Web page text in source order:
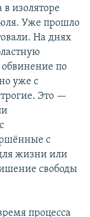
изоляторе
Уже прошло
На днях
по
уже с
Это —
с
жизни или
свободы
процесса